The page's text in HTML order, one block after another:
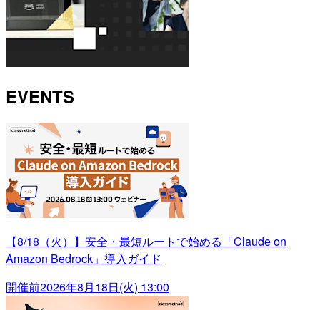
EVENTS
【8/18（火）】安全・最短ルートで始める「Claude on
Amazon Bedrock」導入ガイド
開催前2026年8月18日(火) 13:00